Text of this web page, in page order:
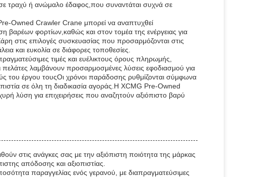
σε τραχύ ή ανώμαλο έδαφος,που συναντάται συχνά σε
Owned Crawler Crane μπορεί να αναπτυχθεί
βαρέων φορτίων,καθώς και στον τομέα της ενέργειας για
στις επιλογές συσκευασίας που προσαρμόζονται στις
και ευκολία σε διάφορες τοποθεσίες.
τιμές και ευέλικτους όρους πληρωμής,
λαμβάνουν προσαρμοσμένες λύσεις εφοδιασμού για
του έργου τουςΟι χρόνοι παράδοσης ρυθμίζονται σύμφωνα
σε όλη τη διαδικασία αγοράς.Η XCMG Pre-Owned
λύση για επιχειρήσεις που αναζητούν αξιόπιστο βαρύ
στις ανάγκες σας με την αξιόπιστη ποιότητα της μάρκας
απόδοσης και αξιοπιστίας.
παραγγελίας ενός γερανού, με διαπραγματεύσιμες